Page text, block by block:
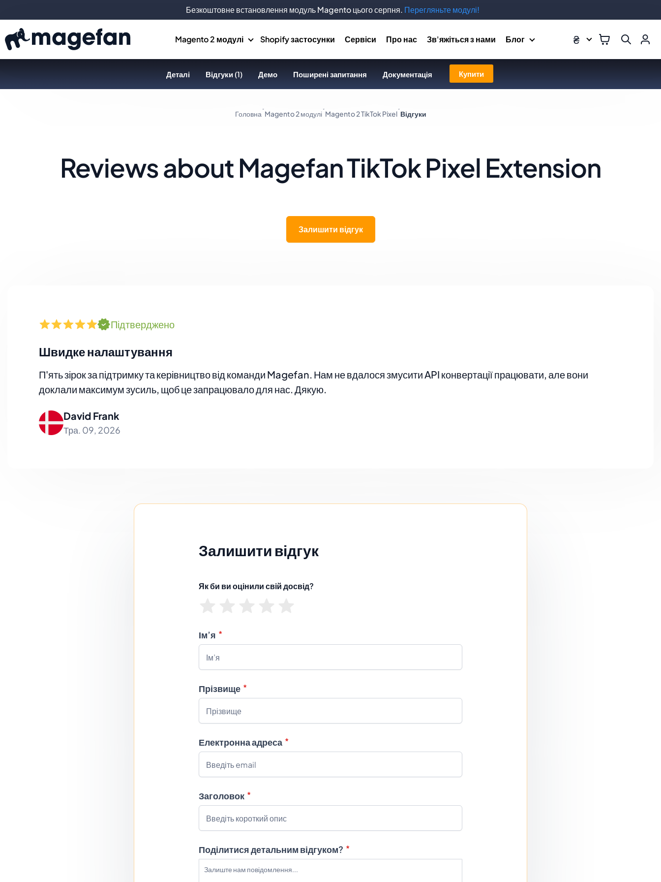
Magento 2 модулі Shopify застосунки Сервіси Про нас Зв'яжіться з нами Блог ₴
Деталі Відгуки (1) Демо Поширені запитання Документація Купити
Головна Magento 2 модулі Magento 2 TikTok Pixel Відгуки
Reviews about Magefan TikTok Pixel Extension
Залишити відгук
Підтверджено
Швидке налаштування
П'ять зірок за підтримку та керівництво від команди Magefan. Нам не вдалося змусити API конвертації працювати, але вони
доклали максимум зусиль, щоб це запрацювало для нас. Дякую.
David Frank
Тра. 09, 2026
Залишити відгук
Як би ви оцінили свій досвід?
Ім’я
Прізвище
Електронна адреса
Заголовок
Поділитися детальним відгуком?
Безкоштовне встановлення модуль Magento цього серпня. Перегляньте модулі!